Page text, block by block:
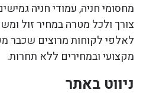
מחסומי חניה, עמודי חניה
צורך ולכל מטרה במחיר זול
לאלפי לקוחות מרוצים שכבר
מקצועי ובמחירים ללא תחרות.
ניווט באתר